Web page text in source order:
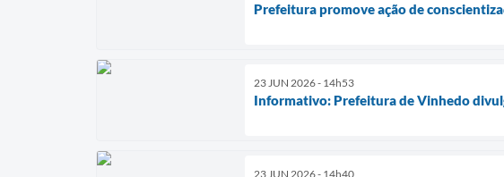
Prefeitura promove ação de
23 JUN 2026 - 14h53
Informativo: Prefeitura de Vinhedo
23 JUN 2026 - 14h40